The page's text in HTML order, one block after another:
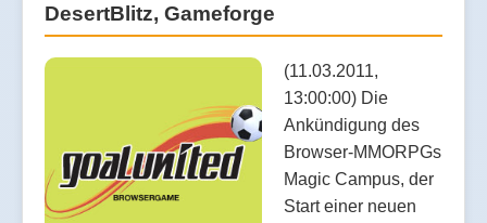
DesertBlitz, Gameforge
(11.03.2011,
13:00:00) Die
Ankündigung des
Browser-MMORPGs
Magic Campus, der
Start einer neuen